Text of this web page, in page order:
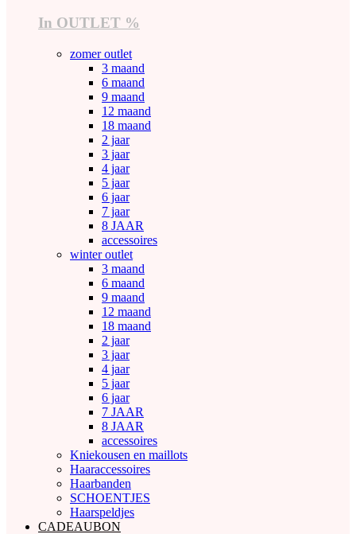
In OUTLET %
zomer outlet
3 maand
6 maand
9 maand
12 maand
18 maand
2 jaar
3 jaar
4 jaar
5 jaar
6 jaar
7 jaar
8 JAAR
accessoires
winter outlet
3 maand
6 maand
9 maand
12 maand
18 maand
2 jaar
3 jaar
4 jaar
5 jaar
6 jaar
7 JAAR
8 JAAR
accessoires
Kniekousen en maillots
Haaraccessoires
Haarbanden
SCHOENTJES
Haarspeldjes
CADEAUBON